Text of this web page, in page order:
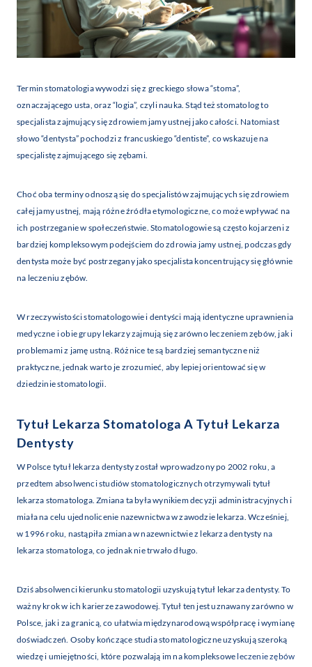
Termin stomatologia wywodzi się z greckiego słowa “stoma”,
oznaczającego usta, oraz “logia”, czyli nauka. Stąd też stomatolog to
specjalista zajmujący się zdrowiem jamy ustnej jako całości. Natomiast
słowo “dentysta” pochodzi z francuskiego “dentiste”, co wskazuje na
specjalistę zajmującego się zębami.
Choć oba terminy odnoszą się do specjalistów zajmujących się zdrowiem
całej jamy ustnej, mają różne źródła etymologiczne, co może wpływać na
ich postrzeganie w społeczeństwie. Stomatologowie są często kojarzeni z
bardziej kompleksowym podejściem do zdrowia jamy ustnej, podczas gdy
dentysta może być postrzegany jako specjalista koncentrujący się głównie
na leczeniu zębów.
W rzeczywistości stomatologowie i dentyści mają identyczne uprawnienia
medyczne i obie grupy lekarzy zajmują się zarówno leczeniem zębów, jak i
problemami z jamę ustną. Różnice te są bardziej semantyczne niż
praktyczne, jednak warto je zrozumieć, aby lepiej orientować się w
dziedzinie stomatologii.
Tytuł Lekarza Stomatologa A Tytuł Lekarza
Dentysty
W Polsce tytuł lekarza dentysty został wprowadzony po 2002 roku, a
przedtem absolwenci studiów stomatologicznych otrzymywali tytuł
lekarza stomatologa. Zmiana ta była wynikiem decyzji administracyjnych i
miała na celu ujednolicenie nazewnictwa w zawodzie lekarza. Wcześniej,
w 1996 roku, nastąpiła zmiana w nazewnictwie z lekarza dentysty na
lekarza stomatologa, co jednak nie trwało długo.
Dziś absolwenci kierunku stomatologii uzyskują tytuł lekarza dentysty. To
ważny krok w ich karierze zawodowej. Tytuł ten jest uznawany zarówno w
Polsce, jak i za granicą, co ułatwia międzynarodową współpracę i wymianę
doświadczeń. Osoby kończące studia stomatologiczne uzyskują szeroką
wiedzę i umiejętności, które pozwalają im na kompleksowe leczenie zębów